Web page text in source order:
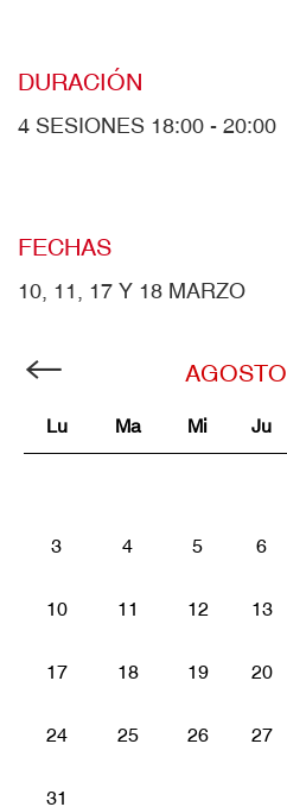
DURACIÓN
4 SESIONES 18:00 - 20:00
FECHAS
10, 11, 17 Y 18 MARZO
AGOSTO
Lu Ma Mi Ju
3 4 5 6
10 11 12 13
17 18 19 20
24 25 26 27
31